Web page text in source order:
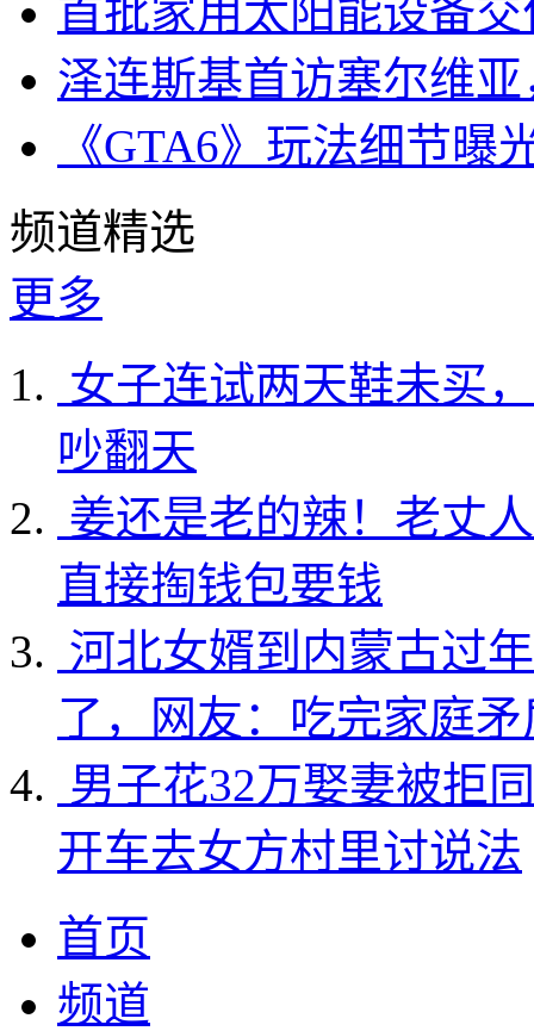
首批家用太阳能设备
泽连斯基首访塞尔维
《GTA6》玩法细节
频道精选
更多
女子连试两天鞋未买
吵翻天
姜还是老的辣！老丈
直接掏钱包要钱
河北女婿到内蒙古过
了，网友：吃完家庭
男子花32万娶妻被拒
开车去女方村里讨说法
首页
频道